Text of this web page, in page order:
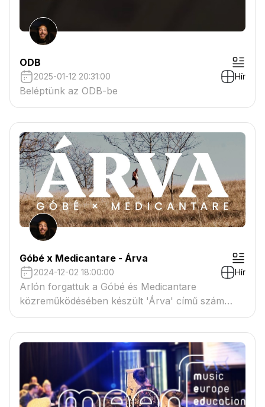
ODB
2025-01-12 20:31:00 Hír
Beléptünk az ODB-be
Góbé x Medicantare - Árva
2024-12-02 18:00:00 Hír
Arlón forgattuk a Góbé és Medicantare
közreműködésében készült 'Árva' című szám
klipjét